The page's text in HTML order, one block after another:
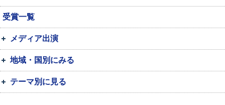
受賞一覧
メディア出演
地域・国別にみる
テーマ別に見る